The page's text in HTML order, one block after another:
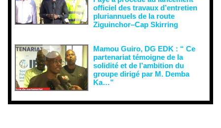
officiel des travaux d’entretien
pluriannuels de la route
Ziguinchor–Cap Skirring
Mamou Guiro, DG EDK : “ Ce
partenariat témoigne de la
solidité et de l’ambition du
groupe dirigé par M. Demba
Ka…”